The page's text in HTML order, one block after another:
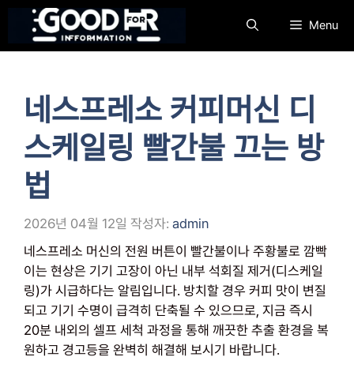
츠
Menu
네스프레소 커피머신 디
스케일링 빨간불 끄는 방
법
2026년 04월 12일 작성자: admin
네스프레소 머신의 전원 버튼이 빨간불이나 주황불로 깜빡
이는 현상은 기기 고장이 아닌 내부 석회질 제거(디스케일
링)가 시급하다는 알림입니다. 방치할 경우 커피 맛이 변질
되고 기기 수명이 급격히 단축될 수 있으므로, 지금 즉시
20분 내외의 셀프 세척 과정을 통해 깨끗한 추출 환경을 복
원하고 경고등을 완벽히 해결해 보시기 바랍니다.